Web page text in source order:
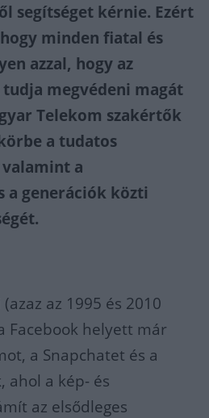
segítséget kérnie. Ezért
minden fiatal és
azzal, hogy az
megvédeni magát
Telekom szakértők
a tudatos
a
a generációk közti
az 1995 és 2010
Facebook helyett már
a Snapchatet és a
ahol a kép- és
az elsődleges